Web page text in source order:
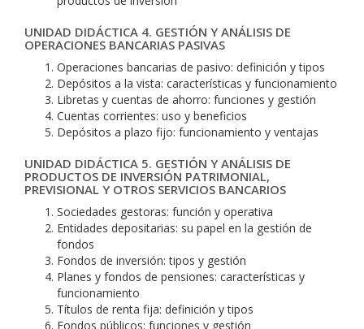
UNIDAD DIDÁCTICA 4. GESTIÓN Y ANÁLISIS DE
OPERACIONES BANCARIAS PASIVAS
Operaciones bancarias de pasivo: definición y tipos
Depósitos a la vista: características y funcionamiento
Libretas y cuentas de ahorro: funciones y gestión
Cuentas corrientes: uso y beneficios
Depósitos a plazo fijo: funcionamiento y ventajas
UNIDAD DIDÁCTICA 5. GESTIÓN Y ANÁLISIS DE
PRODUCTOS DE INVERSIÓN PATRIMONIAL,
PREVISIONAL Y OTROS SERVICIOS BANCARIOS
Sociedades gestoras: función y operativa
Entidades depositarias: su papel en la gestión de
fondos
Fondos de inversión: tipos y gestión
Planes y fondos de pensiones: características y
funcionamiento
Títulos de renta fija: definición y tipos
Fondos públicos: funciones y gestión